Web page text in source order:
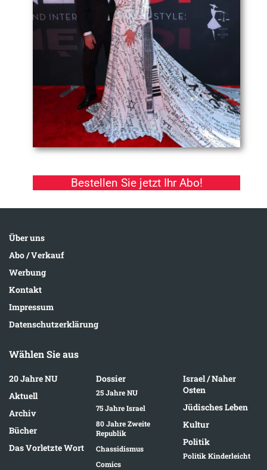
Bestellen Sie jetzt Ihr Abo!
Über uns
Abo / Verkauf
Werbung
Kontakt
Impressum
Datenschutzerklärung
Wählen Sie aus
20 Jahre NU
Aktuell
Archiv
Bücher
Das Vorletzte Wort
Dossier
25 Jahre NU
75 Jahre Israel
80 Jahre Zweite
Republik
Chassidismus
Comics
Israel / Naher
Osten
Jüdisches Leben
Kultur
Politik
Politik Kinderleicht